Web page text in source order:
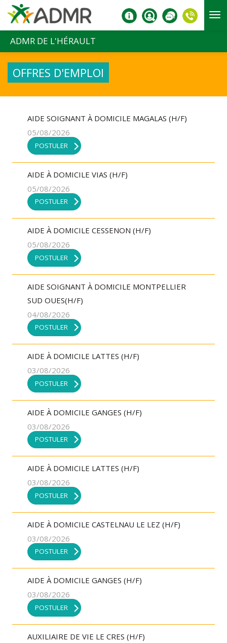
Aller au contenu principal
ADMR DE L'HÉRAULT
OFFRES D'EMPLOI
AIDE SOIGNANT À DOMICILE MAGALAS (H/F)
05/08/2026
POSTULER
AIDE À DOMICILE VIAS (H/F)
05/08/2026
POSTULER
AIDE À DOMICILE CESSENON (H/F)
05/08/2026
POSTULER
AIDE SOIGNANT À DOMICILE MONTPELLIER
SUD OUES(H/F)
04/08/2026
POSTULER
AIDE À DOMICILE LATTES (H/F)
03/08/2026
POSTULER
AIDE À DOMICILE GANGES (H/F)
03/08/2026
POSTULER
AIDE À DOMICILE LATTES (H/F)
03/08/2026
POSTULER
AIDE À DOMICILE CASTELNAU LE LEZ (H/F)
03/08/2026
POSTULER
AIDE À DOMICILE GANGES (H/F)
03/08/2026
POSTULER
AUXILIAIRE DE VIE LE CRES (H/F)